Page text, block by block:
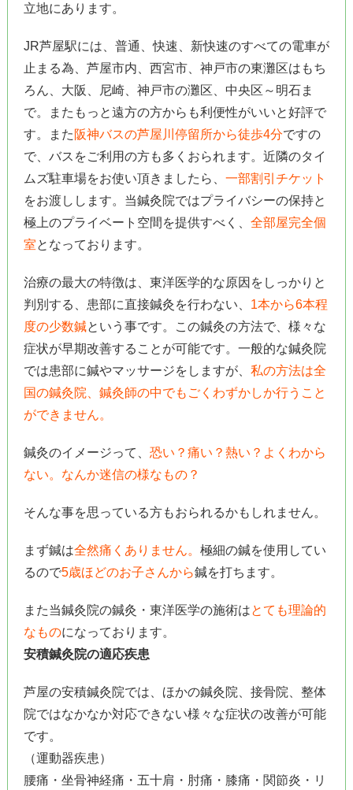
立地にあります。
JR芦屋駅には、普通、快速、新快速のすべての電車が
止まる為、芦屋市内、西宮市、神戸市の東灘区はもち
ろん、大阪、尼崎、神戸市の灘区、中央区～明石ま
で。またもっと遠方の方からも利便性がいいと好評で
す。また 阪神バスの芦屋川停留所から徒歩4分ですの
で、バスをご利用の方も多くおられます。近隣のタイ
ムズ駐車場をお使い頂きましたら、 一部割引チケット
をお渡しします。当鍼灸院ではプライバシーの保持と
極上のプライベート空間を提供すべく、 全部屋完全個
室となっております。
治療の最大の特徴は、東洋医学的な原因をしっかりと
判別する、患部に直接鍼灸を行わない、 1本から6本程
度の少数鍼という事です。この鍼灸の方法で、様々な
症状が早期改善することが可能です。一般的な鍼灸院
では患部に鍼やマッサージをしますが、 私の方法は全
国の鍼灸院、鍼灸師の中でもごくわずかしか行うこと
ができません。
鍼灸のイメージって、 恐い？痛い？熱い？よくわから
ない。なんか迷信の様なもの？
そんな事を思っている方もおられるかもしれません。
まず鍼は全然痛くありません。 極細の鍼を使用してい
るので5歳ほどのお子さんから鍼を打ちます。
また当鍼灸院の鍼灸・東洋医学の施術はとても理論的
なものになっております。
安積鍼灸院の適応疾患
芦屋の安積鍼灸院では、ほかの鍼灸院、接骨院、整体
院ではなかなか対応できない様々な症状の改善が可能
です。
（運動器疾患）
腰痛・坐骨神経痛・五十肩・肘痛・膝痛・関節炎・リ